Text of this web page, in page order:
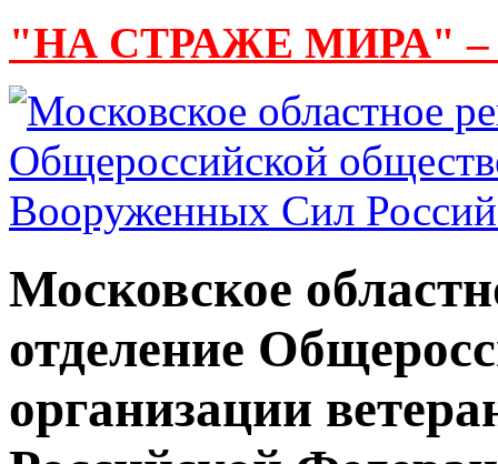
"НА СТРАЖЕ МИРА"
Московское
отделение
организации